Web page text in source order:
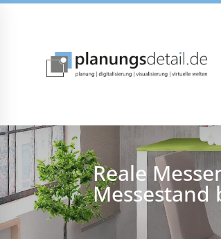
Reale
Messestand